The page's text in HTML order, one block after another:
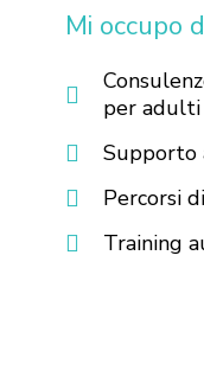
Mi occupo
per adulti
Supporto
Percorsi
Training